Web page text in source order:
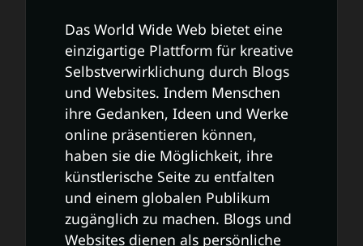
Das World Wide Web bietet eine
einzigartige Plattform für kreative
Selbstverwirklichung durch Blogs
und Websites. Indem Menschen
ihre Gedanken, Ideen und Werke
online präsentieren können,
haben sie die Möglichkeit, ihre
künstlerische Seite zu entfalten
und einem globalen Publikum
zugänglich zu machen. Blogs und
Websites dienen als persönliche